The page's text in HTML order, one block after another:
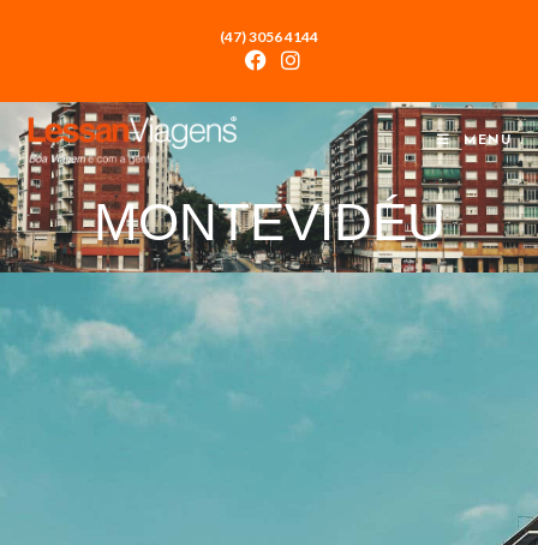
(47) 3056 4144
MENU
MONTEVIDÉU